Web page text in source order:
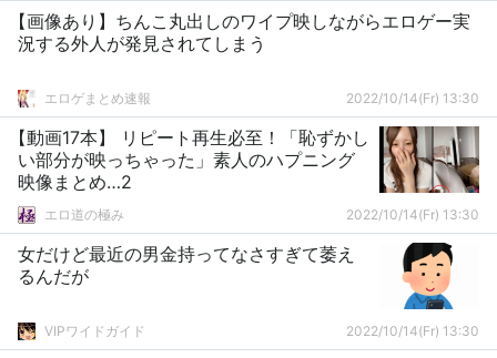
【画像あり】ちんこ丸出しのワイプ映しながらエロゲー実
況する外人が発見されてしまう
エロゲまとめ速報 2022/10/14(Fr) 13:30
【動画17本】 リピート再生必至！「恥ずかし
い部分が映っちゃった」素人のハプニング
映像まとめ…2
エロ道の極み 2022/10/14(Fr) 13:30
女だけど最近の男金持ってなさすぎて萎え
るんだが
VIPワイドガイド 2022/10/14(Fr) 13:30